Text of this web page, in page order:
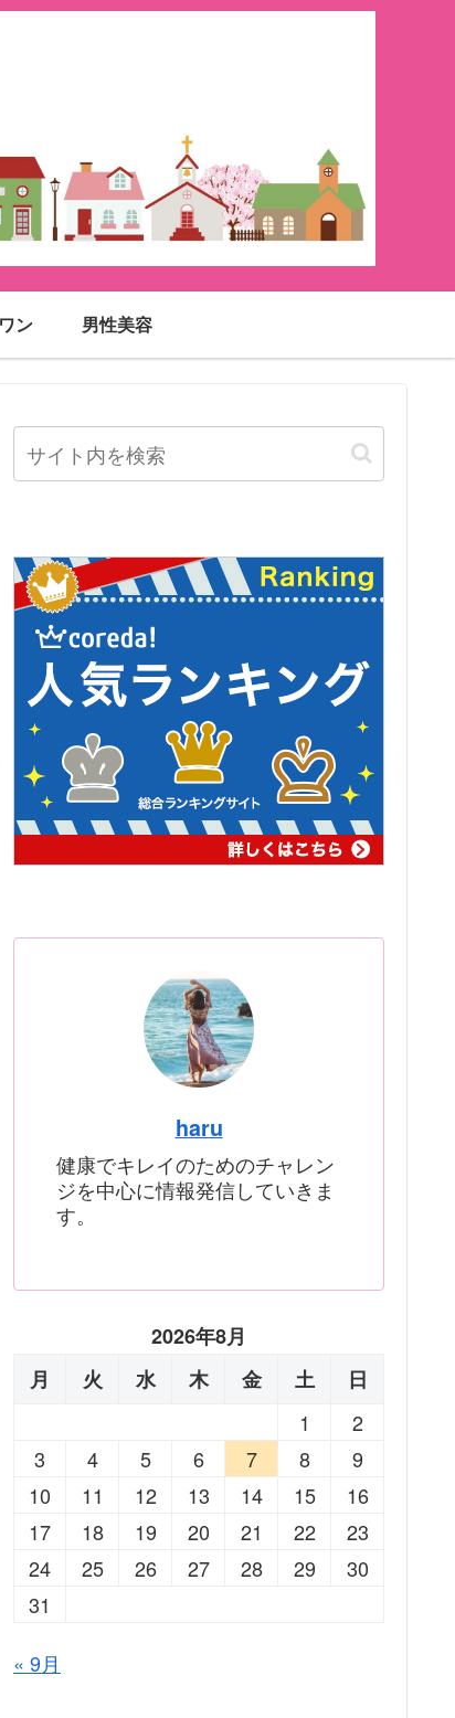
ン 男性美容
haru
健康でキレイのためのチャレン
ジを中心に情報発信していきま
す。
2026年8月
月
火 水 木 金 土
日
1
2
3
4 5 6 7 8
9
10
11 12 13 14 15
16
17
18 19 20 21 22
23
24
25 26 27 28 29
30
31
« 9月